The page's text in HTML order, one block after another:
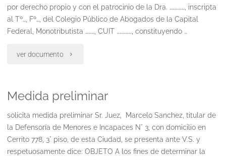
civil
post
percibido
por derecho propio y con el patrocinio de la Dra. ……………, inscripta
al Tº…, Fº…, del Colegio Público de Abogados de la Capital
Federal, Monotributista ………, CUIT ……………, constituyendo …
ver documento "Medidas
embargo
preventivo"
Medida preliminar
solicita medida preliminar Sr. Juez, Marcelo Sanchez, titular de
la Defensoría de Menores e Incapaces N° 3, con domicilio en
Cerrito 778, 3° piso, de esta Ciudad, se presenta ante V.S. y
respetuosamente dice: OBJETO A los fines de determinar la